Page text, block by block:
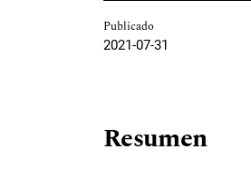
Publicado
2021-07-31
Resumen